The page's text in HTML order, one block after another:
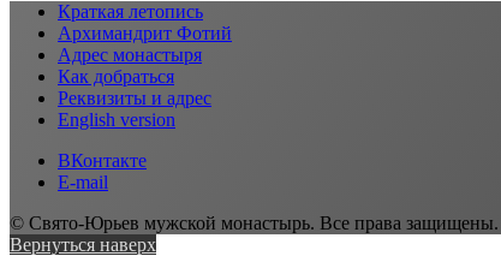
Краткая летопись
Архимандрит Фотий
Адрес монастыря
Как добраться
Реквизиты и адрес
English version
ВКонтакте
E-mail
© Свято-Юрьев мужской монастырь. Все права защищены.
Вернуться наверх